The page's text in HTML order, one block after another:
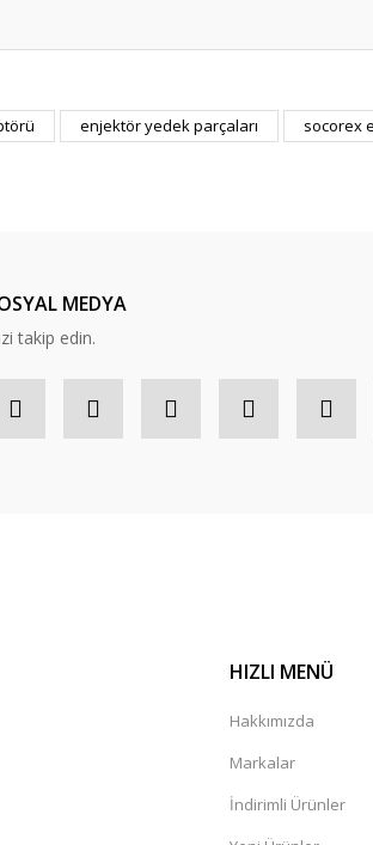
enjektör yedek parçaları
socorex
MEDYA
takip edin.
HIZLI MENÜ
Hakkımızda
Markalar
İndirimli Ürünler